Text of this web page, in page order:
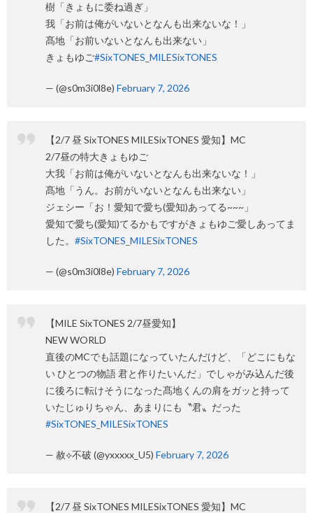
樹「きょもに委ね過ぎ」
我「お前は俺がいないとなんも出来ないな！」
髙地「お前いないとなんも出来ない」
きょもゆご#SixTONES_MILESixTONES
— (@s0m3i0l8e) February 7, 2026
【2/7 昼 SixTONES MILESixTONES 愛知】MC
2/7昼の特大きょもゆご
大我「お前は俺がいないとなんも出来ないな！」
髙地「うん。お前がいないとなんも出来ない」
ジェシー「お！愛知で愛ち(愛知)あってる~~~」
愛知で愛ち(愛知)てるかもですがきょもゆご愛しあってま
した。 #SixTONES_MILESixTONES
— (@s0m3i0l8e) February 7, 2026
【MILE SixTONES 2/7昼愛知】
NEW WORLD
直後のMCでも話題になっていたんだけど、「どこにもな
い ひとつの物語 君と作りたいんだ」でしゃがみ込んだ後
に後ろに転けそうになった髙地くんの肩をガッと持って
いたじゅりちゃん、あまりにも〝君〟だった
#SixTONES_MILESixTONES
— 赦⟡不破 (@yxxxxx_U5) February 7, 2026
【2/7 昼 SixTONES MILESixTONES 愛知】MC